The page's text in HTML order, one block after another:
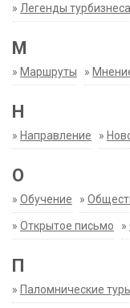
» Легенды турбизнеса
М
» Маршруты »
Н
» Направление »
О
» Обучение »
» Открытое письмо »
П
» Паломнические